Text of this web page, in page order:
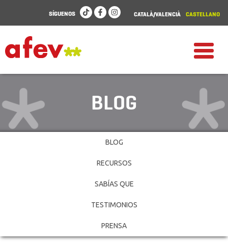
CATALÀ/VALENCIÀ CASTELLANO
SÍGUENOS
BLOG
BLOG
RECURSOS
SABÍAS QUE
TESTIMONIOS
PRENSA